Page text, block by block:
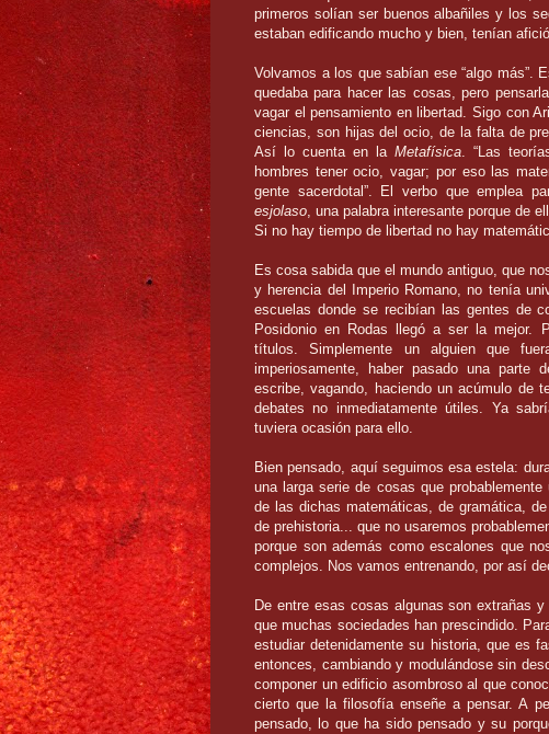
primeros solían ser buenos albañiles y los
estaban edificando mucho y bien, tenían
Volvamos a los que sabían ese “algo más”.
quedaba para hacer las cosas, pero
vagar el pensamiento en libertad. Sigo con
ciencias, son hijas del ocio, de la falta de
Así lo cuenta en la Metafísica. “Las
hombres tener ocio, vagar; por eso las
gente sacerdotal”. El verbo que emplea
esjolaso, una palabra interesante porque de
Si no hay tiempo de libertad no hay
Es cosa sabida que el mundo antiguo, que
y herencia del Imperio Romano, no tenía
escuelas donde se recibían las gentes de
Posidonio en Rodas llegó a ser la mejor.
títulos. Simplemente un alguien que
imperiosamente, haber pasado una parte
escribe, vagando, haciendo un acúmulo de
debates no inmediatamente útiles. Ya
tuviera ocasión para ello.
Bien pensado, aquí seguimos esa estela:
una larga serie de cosas que
de las dichas matemáticas, de gramática,
de prehistoria... que no usaremos
porque son además como escalones que
complejos. Nos vamos entrenando, por así
De entre esas cosas algunas son extrañas
que muchas sociedades han prescindido.
estudiar detenidamente su historia, que es
entonces, cambiando y modulándose sin
componer un edificio asombroso al que
cierto que la filosofía enseñe a pensar. A
pensado, lo que ha sido pensado y su